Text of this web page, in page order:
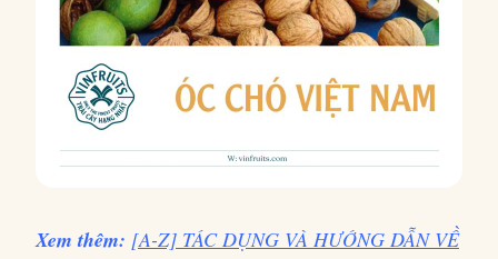
Xem thêm: [A-Z] TÁC DỤNG VÀ HƯỚNG DẪN VỀ